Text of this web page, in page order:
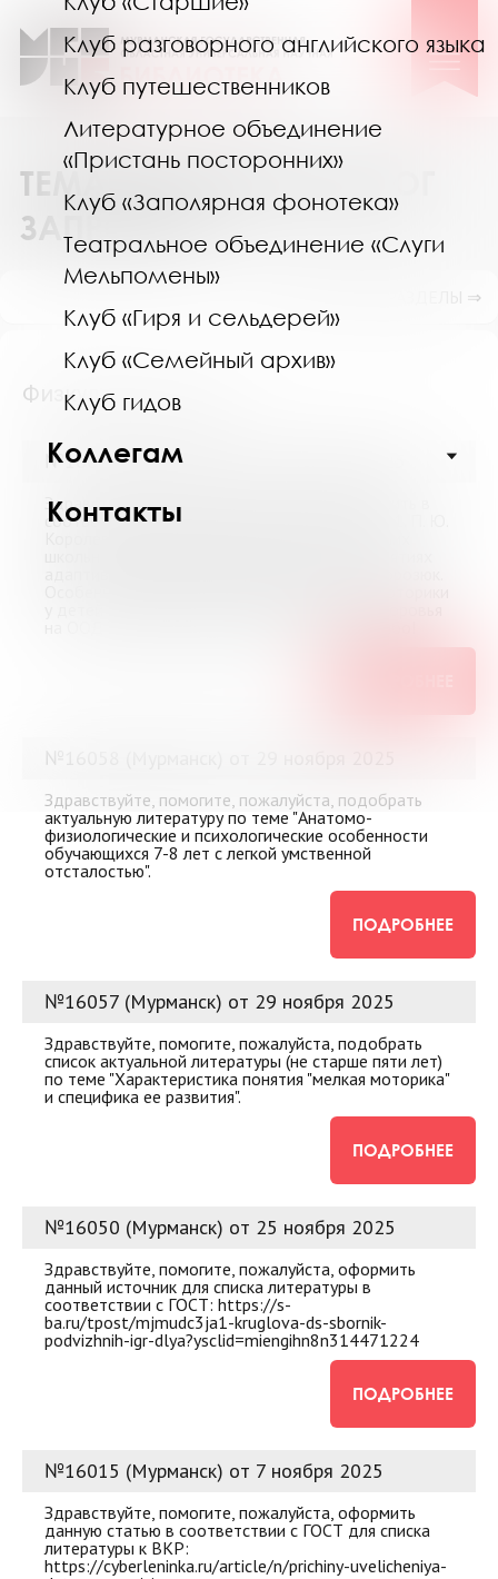
Клуб разговорного английского языка
Клуб путешественников
Литературное объединение
«Пристань посторонних»
Клуб «Заполярная фонотека»
Театральное объединение «Слуги
Мельпомены»
Клуб «Гиря и сельдерей»
Клуб «Семейный архив»
Клуб гидов
Коллегам
Контакты
ТЕМАТИЧЕСКИЙ КАТАЛОГ
ЗАПРОСОВ
Физкультура и спорт
№16076 (Мурманск) от 11 декабря 2025
Здравствуйте! Пожалуйста, помогите оформить в
соответствии с ГОСТ следующие источники: 1. П. Ю.
№16058 (Мурманск) от 29 ноября 2025
Здравствуйте, помогите, пожалуйста, подобрать
актуальную литературу по теме "Анатомо-
физиологические и психологические особенности
обучающихся 7-8 лет с легкой умственной
отсталостью".
ПОДРОБНЕЕ
№16057 (Мурманск) от 29 ноября 2025
Здравствуйте, помогите, пожалуйста, подобрать
список актуальной литературы (не старше пяти лет)
по теме "Характеристика понятия "мелкая моторика"
и специфика ее развития".
ПОДРОБНЕЕ
№16050 (Мурманск) от 25 ноября 2025
Здравствуйте, помогите, пожалуйста, оформить
данный источник для списка литературы в
соответствии с ГОСТ: https://s-
ba.ru/tpost/mjmudc3ja1-kruglova-ds-sbornik-
podvizhnih-igr-dlya?ysclid=miengihn8n314471224
ПОДРОБНЕЕ
№16015 (Мурманск) от 7 ноября 2025
Здравствуйте, помогите, пожалуйста, оформить
данную статью в соответствии с ГОСТ для списка
литературы к ВКР:
https://cyberleninka.ru/article/n/prichiny-uvelicheniya-
ПОКАЗАТЬ ПОДРАЗДЕЛЫ ⇒